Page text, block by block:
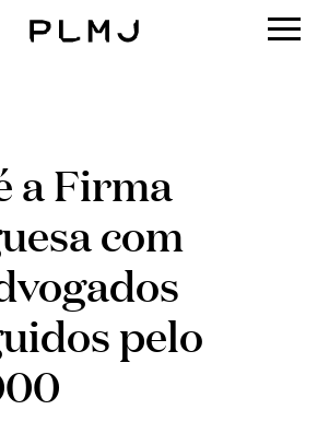
a Firma
com
pelo